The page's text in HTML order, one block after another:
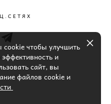
чтобы улучшить
и
сайт, вы
файлов cookie и